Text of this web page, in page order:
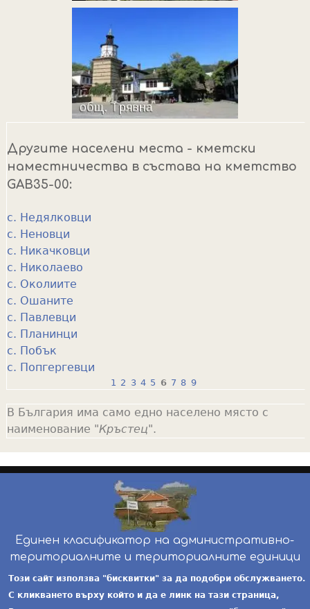
Другите населени места - кметски
наместничества в състава на кметство
GAB35-00:
с. Недялковци
с. Неновци
с. Никачковци
с. Николаево
с. Околиите
с. Ошаните
с. Павлевци
с. Планинци
с. Побък
с. Попгергевци
a
g
e
1 2 3 4 5 6 7 8 9
В България има само едно населено място с
наименование "Кръстец".
Единен класификатор на административно-
териториалните и териториалните единици
инж. Бойчо Добрев-ekatte.com-условия за
ползване
Този сайт използва "бисквитки" за да подобри обслужването.
С кликването върху който и да е линк на тази страница,